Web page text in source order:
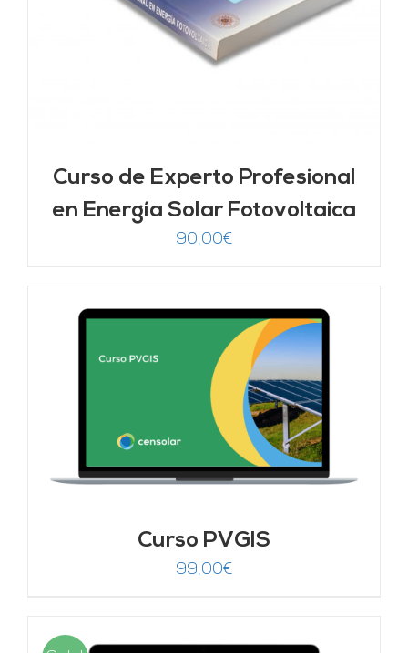
Curso de Experto Profesional
en Energía Solar Fotovoltaica
90,00€
Curso PVGIS
99,00€